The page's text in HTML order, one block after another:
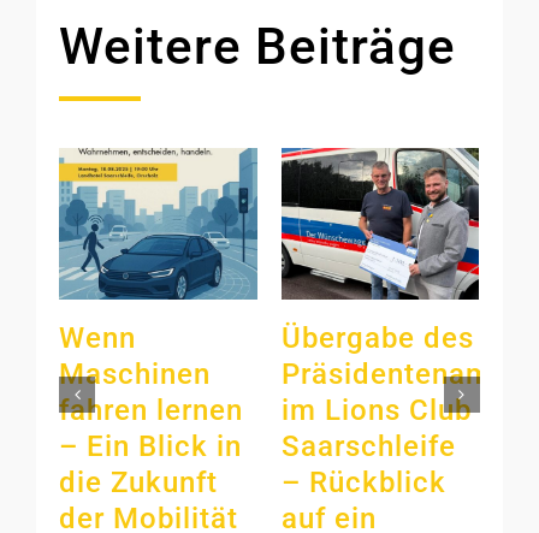
Weitere Beiträge
Wenn
Maschinen
fahren lernen
– Ein Blick in
die Zukunft
der Mobilität
Übergabe des
Präsidentenamts
im Lions Club
Saarschleife
– Rückblick
auf ein